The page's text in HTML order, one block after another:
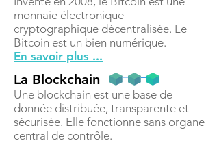
monnaie électronique
cryptographique décentralisée. Le
Bitcoin est un bien numérique.
En savoir plus ...
La Blockchain
Une blockchain est une base de
donnée distribuée, transparente et
sécurisée. Elle fonctionne sans organe
central de contrôle.